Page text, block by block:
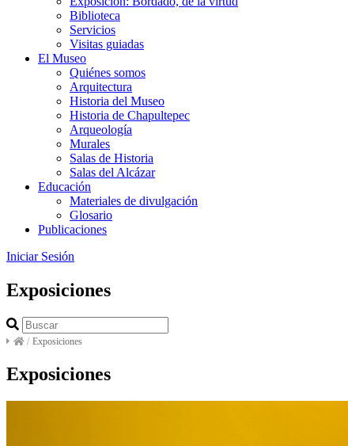
Biblioteca
Servicios
Visitas guiadas
El Museo
Quiénes somos
Arquitectura
Historia del Museo
Historia de Chapultepec
Arqueología
Murales
Salas de Historia
Salas del Alcázar
Educación
Materiales de divulgación
Glosario
Publicaciones
Iniciar Sesión
Exposiciones
/ Exposiciones
Exposiciones